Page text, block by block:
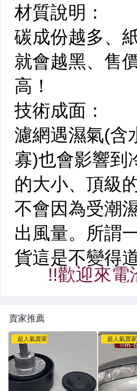
賣家推薦
超人氣賣家 超人氣賣家